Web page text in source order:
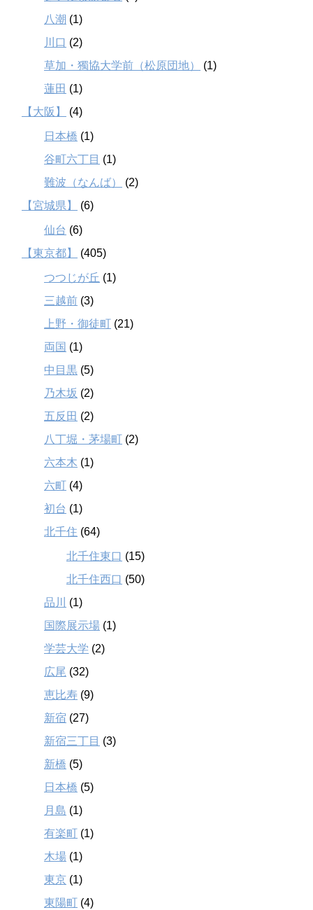
八潮 (1)
川口 (2)
草加・獨協大学前（松原団地）
(1)
蓮田 (1)
【大阪】
(4)
日本橋 (1)
谷町六丁目 (1)
難波（なんば）
(2)
【宮城県】
(6)
仙台 (6)
【東京都】
(405)
つつじが丘 (1)
三越前 (3)
上野・御徒町 (21)
両国 (1)
中目黒 (5)
乃木坂 (2)
五反田 (2)
八丁堀・茅場町 (2)
六本木 (1)
六町 (4)
初台 (1)
北千住 (64)
北千住東口 (15)
北千住西口 (50)
品川
(1)
国際展示場 (1)
学芸大学 (2)
広尾 (32)
恵比寿 (9)
新宿 (27)
新宿三丁目 (3)
新橋 (5)
日本橋 (5)
月島 (1)
有楽町 (1)
木場 (1)
東京 (1)
東陽町 (4)